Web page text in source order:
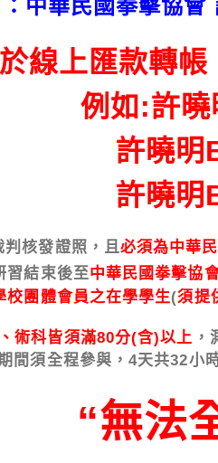
民國拳擊協會
線上匯款轉
例如:許
許曉明
許曉明
核發證照，且必須為中華
習結束後至中華民國拳擊協
校團體會員之在學學生(須提
術科皆須滿80分(含)以上 ，
參與，4天共32小時
“無法